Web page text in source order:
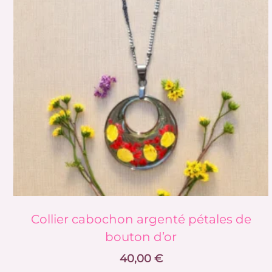
Collier cabochon argenté pétales de
bouton d’or
40,00 €
être
choisies
sur
la
produit